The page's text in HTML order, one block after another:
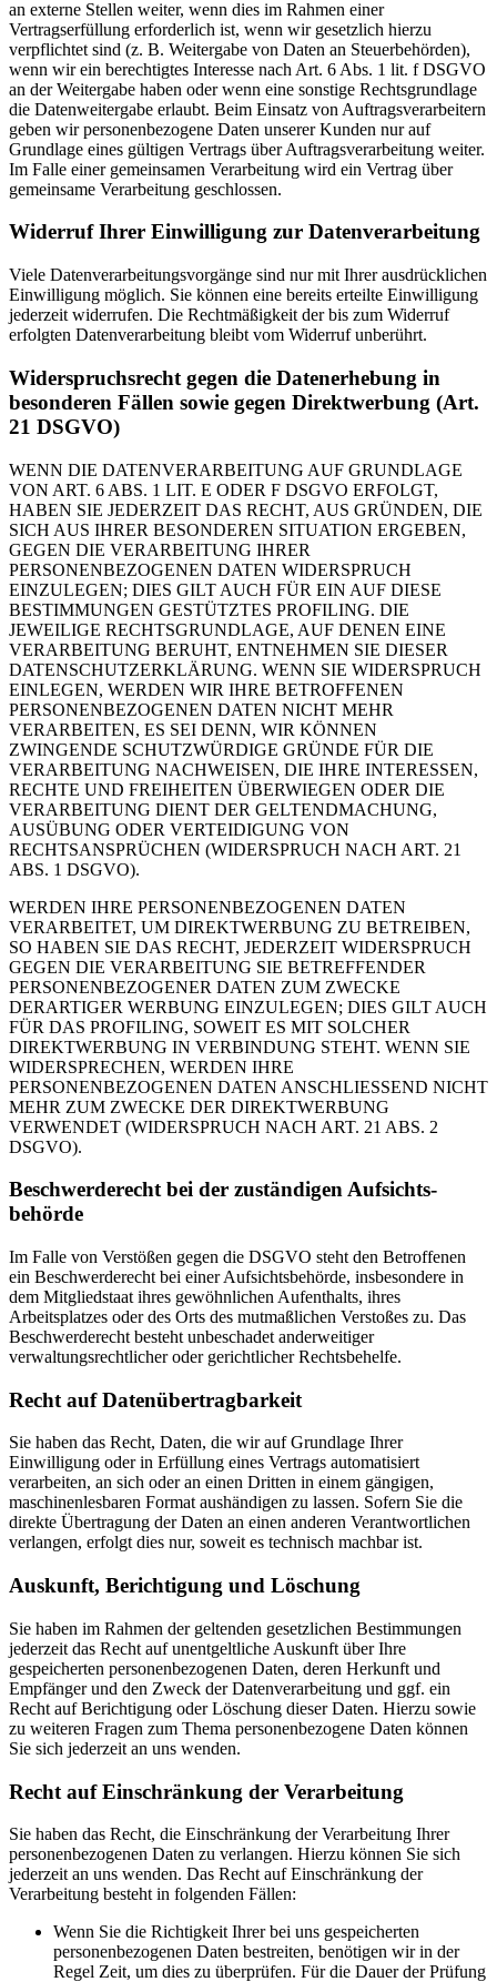
an externe Stellen weiter, wenn dies im Rahmen einer
Vertragserfüllung erforderlich ist, wenn wir gesetzlich hierzu
verpflichtet sind (z. B. Weitergabe von Daten an Steuerbehörden),
wenn wir ein berechtigtes Interesse nach Art. 6 Abs. 1 lit. f DSGVO
an der Weitergabe haben oder wenn eine sonstige Rechtsgrundlage
die Datenweitergabe erlaubt. Beim Einsatz von Auftragsverarbeitern
geben wir personenbezogene Daten unserer Kunden nur auf
Grundlage eines gültigen Vertrags über Auftragsverarbeitung weiter.
Im Falle einer gemeinsamen Verarbeitung wird ein Vertrag über
gemeinsame Verarbeitung geschlossen.
Widerruf Ihrer Einwilligung zur Datenverarbeitung
Viele Datenverarbeitungsvorgänge sind nur mit Ihrer ausdrücklichen
Einwilligung möglich. Sie können eine bereits erteilte Einwilligung
jederzeit widerrufen. Die Rechtmäßigkeit der bis zum Widerruf
erfolgten Datenverarbeitung bleibt vom Widerruf unberührt.
Widerspruchsrecht gegen die Datenerhebung in
besonderen Fällen sowie gegen Direktwerbung (Art.
21 DSGVO)
WENN DIE DATENVERARBEITUNG AUF GRUNDLAGE
VON ART. 6 ABS. 1 LIT. E ODER F DSGVO ERFOLGT,
HABEN SIE JEDERZEIT DAS RECHT, AUS GRÜNDEN, DIE
SICH AUS IHRER BESONDEREN SITUATION ERGEBEN,
GEGEN DIE VERARBEITUNG IHRER
PERSONENBEZOGENEN DATEN WIDERSPRUCH
EINZULEGEN; DIES GILT AUCH FÜR EIN AUF DIESE
BESTIMMUNGEN GESTÜTZTES PROFILING. DIE
JEWEILIGE RECHTSGRUNDLAGE, AUF DENEN EINE
VERARBEITUNG BERUHT, ENTNEHMEN SIE DIESER
DATENSCHUTZERKLÄRUNG. WENN SIE WIDERSPRUCH
EINLEGEN, WERDEN WIR IHRE BETROFFENEN
PERSONENBEZOGENEN DATEN NICHT MEHR
VERARBEITEN, ES SEI DENN, WIR KÖNNEN
ZWINGENDE SCHUTZWÜRDIGE GRÜNDE FÜR DIE
VERARBEITUNG NACHWEISEN, DIE IHRE INTERESSEN,
RECHTE UND FREIHEITEN ÜBERWIEGEN ODER DIE
VERARBEITUNG DIENT DER GELTENDMACHUNG,
AUSÜBUNG ODER VERTEIDIGUNG VON
RECHTSANSPRÜCHEN (WIDERSPRUCH NACH ART. 21
ABS. 1 DSGVO).
WERDEN IHRE PERSONENBEZOGENEN DATEN
VERARBEITET, UM DIREKTWERBUNG ZU BETREIBEN,
SO HABEN SIE DAS RECHT, JEDERZEIT WIDERSPRUCH
GEGEN DIE VERARBEITUNG SIE BETREFFENDER
PERSONENBEZOGENER DATEN ZUM ZWECKE
DERARTIGER WERBUNG EINZULEGEN; DIES GILT AUCH
FÜR DAS PROFILING, SOWEIT ES MIT SOLCHER
DIREKTWERBUNG IN VERBINDUNG STEHT. WENN SIE
WIDERSPRECHEN, WERDEN IHRE
PERSONENBEZOGENEN DATEN ANSCHLIESSEND NICHT
MEHR ZUM ZWECKE DER DIREKTWERBUNG
VERWENDET (WIDERSPRUCH NACH ART. 21 ABS. 2
DSGVO).
Beschwerde­recht bei der zuständigen Aufsichts­
behörde
Im Falle von Verstößen gegen die DSGVO steht den Betroffenen
ein Beschwerderecht bei einer Aufsichtsbehörde, insbesondere in
dem Mitgliedstaat ihres gewöhnlichen Aufenthalts, ihres
Arbeitsplatzes oder des Orts des mutmaßlichen Verstoßes zu. Das
Beschwerderecht besteht unbeschadet anderweitiger
verwaltungsrechtlicher oder gerichtlicher Rechtsbehelfe.
Recht auf Daten­übertrag­barkeit
Sie haben das Recht, Daten, die wir auf Grundlage Ihrer
Einwilligung oder in Erfüllung eines Vertrags automatisiert
verarbeiten, an sich oder an einen Dritten in einem gängigen,
maschinenlesbaren Format aushändigen zu lassen. Sofern Sie die
direkte Übertragung der Daten an einen anderen Verantwortlichen
verlangen, erfolgt dies nur, soweit es technisch machbar ist.
Auskunft, Berichtigung und Löschung
Sie haben im Rahmen der geltenden gesetzlichen Bestimmungen
jederzeit das Recht auf unentgeltliche Auskunft über Ihre
gespeicherten personenbezogenen Daten, deren Herkunft und
Empfänger und den Zweck der Datenverarbeitung und ggf. ein
Recht auf Berichtigung oder Löschung dieser Daten. Hierzu sowie
zu weiteren Fragen zum Thema personenbezogene Daten können
Sie sich jederzeit an uns wenden.
Recht auf Einschränkung der Verarbeitung
Sie haben das Recht, die Einschränkung der Verarbeitung Ihrer
personenbezogenen Daten zu verlangen. Hierzu können Sie sich
jederzeit an uns wenden. Das Recht auf Einschränkung der
Verarbeitung besteht in folgenden Fällen:
Wenn Sie die Richtigkeit Ihrer bei uns gespeicherten
personenbezogenen Daten bestreiten, benötigen wir in der
Regel Zeit, um dies zu überprüfen. Für die Dauer der Prüfung